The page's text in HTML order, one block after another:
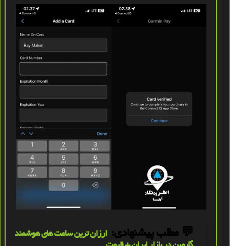
💬مطلب پیشنهادی: ارزان ترین ساعت های هوشمند